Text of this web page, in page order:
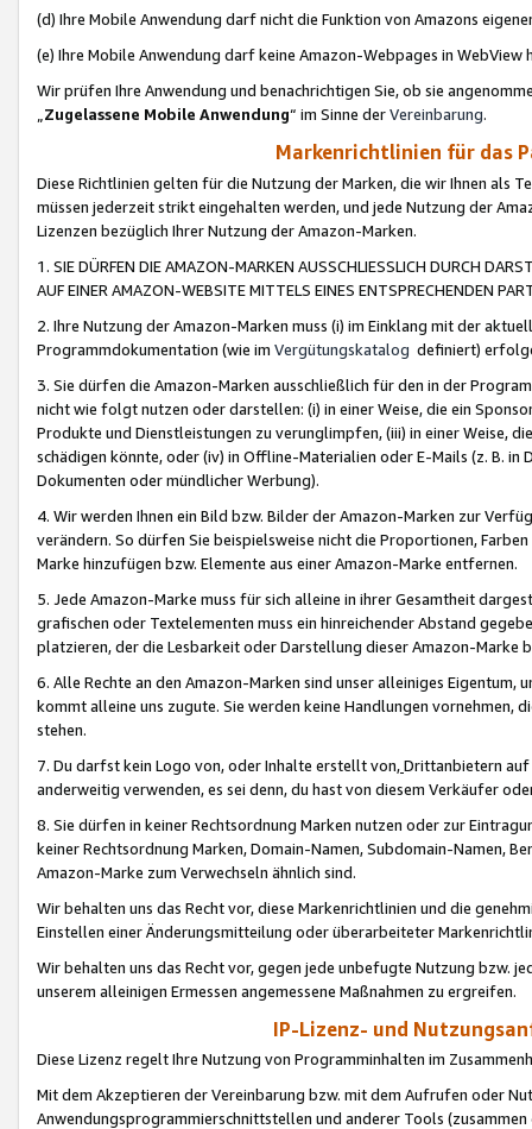
(d) Ihre Mobile Anwendung darf nicht die Funktion von Amazons
(e) Ihre Mobile Anwendung darf keine Amazon-Webpages in WebView
Wir prüfen Ihre Anwendung und benachrichtigen Sie, ob sie
„Zugelassene Mobile Anwendung“ im Sinne derVereinbarung.
Markenrichtlinien für das
Diese Richtlinien gelten für die Nutzung der Marken, die wir Ihnen als
müssen jederzeit strikt eingehalten werden, und jede Nutzung der
Lizenzen bezüglich Ihrer Nutzung der Amazon-Marken.
1. SIE DÜRFEN DIE AMAZON-MARKEN AUSSCHLIESSLICH DURCH
AUF EINER AMAZON-WEBSITE MITTELS EINES ENTSPRECHENDEN
2. Ihre Nutzung der Amazon-Marken muss (i) im Einklang mit der
Programmdokumentation (wie im Vergütungskatalog definiert)
3. Sie dürfen die Amazon-Marken ausschließlich für den in der
nicht wie folgt nutzen oder darstellen: (i) in einer Weise, die ein
Produkte und Dienstleistungen zu verunglimpfen, (iii) in einer Weise,
schädigen könnte, oder (iv) in Offline-Materialien oder E-Mails (z. B. in
Dokumenten oder mündlicher Werbung).
4. Wir werden Ihnen ein Bild bzw. Bilder der Amazon-Marken zur
verändern. So dürfen Sie beispielsweise nicht die Proportionen,
Marke hinzufügen bzw. Elemente aus einer Amazon-Marke entfernen.
5. Jede Amazon-Marke muss für sich alleine in ihrer Gesamtheit
grafischen oder Textelementen muss ein hinreichender Abstand
platzieren, der die Lesbarkeit oder Darstellung dieser Amazon-Marke
6. Alle Rechte an den Amazon-Marken sind unser alleiniges
kommt alleine uns zugute. Sie werden keine Handlungen vornehmen,
stehen.
7. Du darfst kein Logo von, oder Inhalte erstellt von,Drittanbietern auf
anderweitig verwenden, es sei denn, du hast von diesem Verkäufer
8. Sie dürfen in keiner Rechtsordnung Marken nutzen oder zur
keiner Rechtsordnung Marken, Domain-Namen, Subdomain-Namen,
Amazon-Marke zum Verwechseln ähnlich sind.
Wir behalten uns das Recht vor, diese Markenrichtlinien und die
Einstellen einer Änderungsmitteilung oder überarbeiteter
Wir behalten uns das Recht vor, gegen jede unbefugte Nutzung bzw.
unserem alleinigen Ermessen angemessene Maßnahmen zu ergreifen.
IP-Lizenz- und
Diese Lizenz regelt Ihre Nutzung von Programminhalten im
Mit dem Akzeptieren der Vereinbarung bzw. mit dem Aufrufen oder
Anwendungsprogrammierschnittstellen und anderer Tools (zusammen